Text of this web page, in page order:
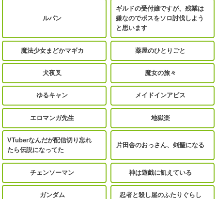
ルパン
ギルドの受付嬢ですが、残業は
嫌なのでボスをソロ討伐しよう
と思います
魔法少女まどかマギカ 薬屋のひとりごと
犬夜叉 魔女の旅々
ゆるキャン メイドインアビス
エロマンガ先生 地獄楽
VTuberなんだが配信切り忘れ
たら伝説になってた
片田舎のおっさん、剣聖になる
チェンソーマン 神は遊戯に飢えている
ガンダム 忍者と殺し屋のふたりぐらし